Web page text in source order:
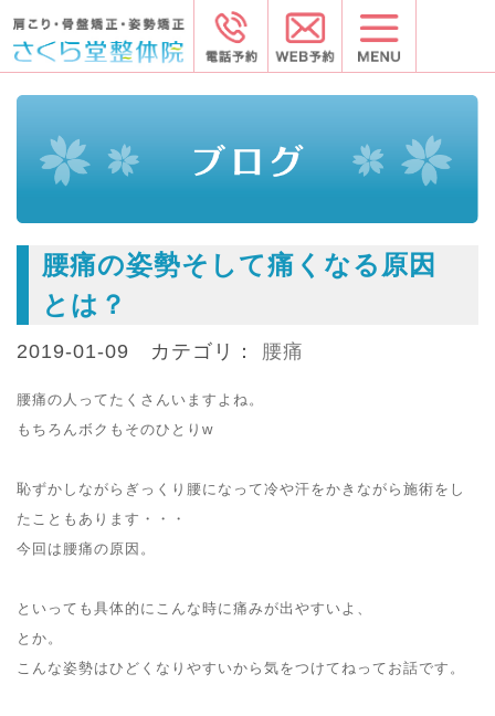
腰痛の姿勢そして痛くなる原因
とは？
2019-01-09 カテゴリ： 腰痛
腰痛の人ってたくさんいますよね。
もちろんボクもそのひとりw
恥ずかしながらぎっくり腰になって冷や汗をかきながら施術をし
たこともあります・・・
今回は腰痛の原因。
といっても具体的にこんな時に痛みが出やすいよ、
とか。
こんな姿勢はひどくなりやすいから気をつけてねってお話です。